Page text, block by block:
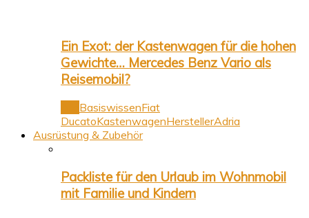
Ein Exot: der Kastenwagen für die hohen
Gewichte… Mercedes Benz Vario als
Reisemobil?
BasiswissenFiat
DucatoKastenwagenHerstellerAdria
Ausrüstung & Zubehör
Packliste für den Urlaub im Wohnmobil
mit Familie und Kindern